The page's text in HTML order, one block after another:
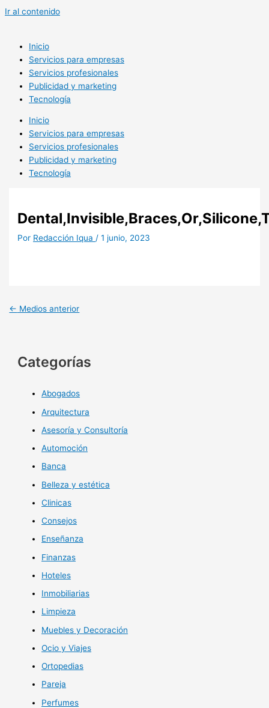
Ir al contenido
Inicio
Servicios para empresas
Servicios profesionales
Publicidad y marketing
Tecnología
Inicio
Servicios para empresas
Servicios profesionales
Publicidad y marketing
Tecnología
Por Redacción Iqua /1 junio, 2023
← Medios anterior
Categorías
Abogados
Arquitectura
Asesoría y Consultoría
Automoción
Banca
Belleza y estética
Clinicas
Consejos
Enseñanza
Finanzas
Hoteles
Inmobiliarias
Limpieza
Muebles y Decoración
Ocio y Viajes
Ortopedias
Pareja
Perfumes